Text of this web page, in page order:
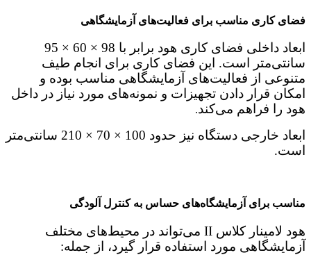
فضای کاری مناسب برای فعالیت‌های آزمایشگاهی
ابعاد داخلی فضای کاری هود برابر با 98 × 60 × 95
سانتی‌متر است. این فضای کاری برای انجام طیف
متنوعی از فعالیت‌های آزمایشگاهی مناسب بوده و
امکان قرار دادن تجهیزات و نمونه‌های مورد نیاز در داخل
هود را فراهم می‌کند.
ابعاد خارجی دستگاه نیز حدود 100 × 70 × 210 سانتی‌متر
است.
مناسب برای آزمایشگاه‌های حساس به کنترل آلودگی
هود لامینار کلاس II می‌تواند در محیط‌های مختلف
آزمایشگاهی مورد استفاده قرار گیرد، از جمله: